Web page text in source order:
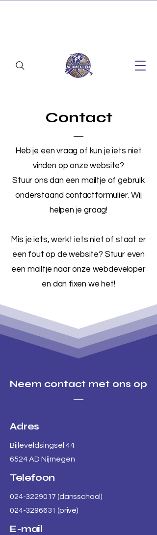
Contact
Heb je een vraag of kun je iets niet
vinden op onze website?
Stuur ons dan een mailtje of gebruik
onderstaand contactformulier. Wij
helpen je graag!
Mis je iets, werkt iets niet of staat er
een fout op de website? Stuur even
een mailtje naar onze webdeveloper
en dan fixen we het!
Neem contact met ons op
Adres
Bijleveldsingsel 44
6524 AD Nijmegen
Telefoon
024-3229017 (dansschool)
024-3296631 (privé)
E-mail